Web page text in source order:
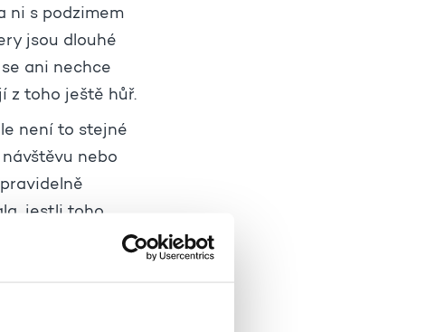
ni s podzimem
jsou dlouhé
ani nechce
z toho ještě hůř.
není to stejné
nebo
jestli toho
to dala, aby